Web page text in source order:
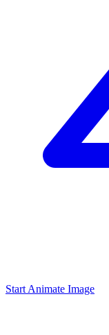
Start Animate Image